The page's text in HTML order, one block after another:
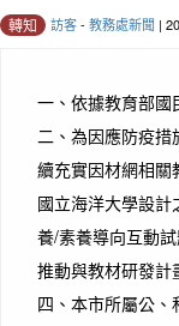
轉知 訪客- 教務處新聞 |
一、依據教育部
二、為因應防疫
續充實因材網相關
國立海洋大學設
養/素養導向互動
推動與教材研發計
四、本市所屬公、